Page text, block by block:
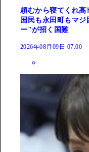
頼むから寝てくれ
国民も永田町もマ
ー"が招く国難
2026年08月09日 07:00